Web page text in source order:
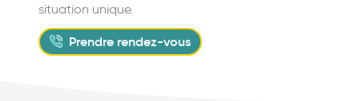
situation unique.
Prendre rendez-vous